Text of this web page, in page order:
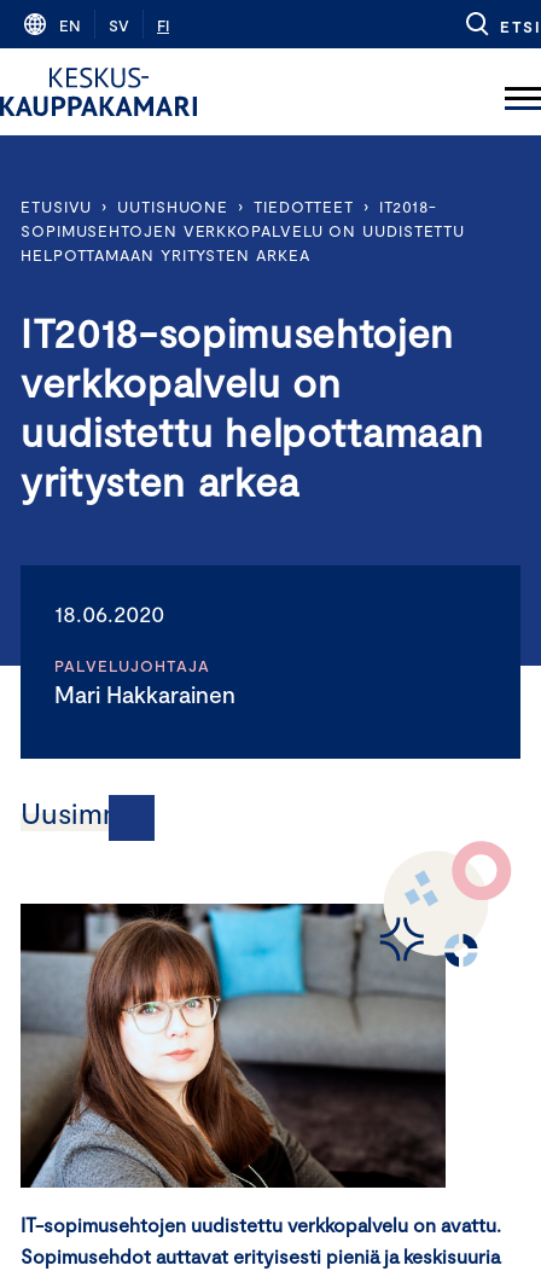
Skip
content
EN SV FI ETSI
ETUSIVU › UUTISHUONE › TIEDOTTEET ›
IT2018-
SOPIMUSEHTOJEN VERKKOPALVELU ON UUDISTETTU
HELPOTTAMAAN YRITYSTEN ARKEA
IT2018-sopimusehtojen
verkkopalvelu on
uudistettu helpottamaan
yritysten arkea
18.06.2020
PALVELUJOHTAJA
Mari Hakkarainen
Uusimmat
IT-sopimusehtojen uudistettu verkkopalvelu on avattu.
Sopimusehdot auttavat erityisesti pieniä ja keskisuuria